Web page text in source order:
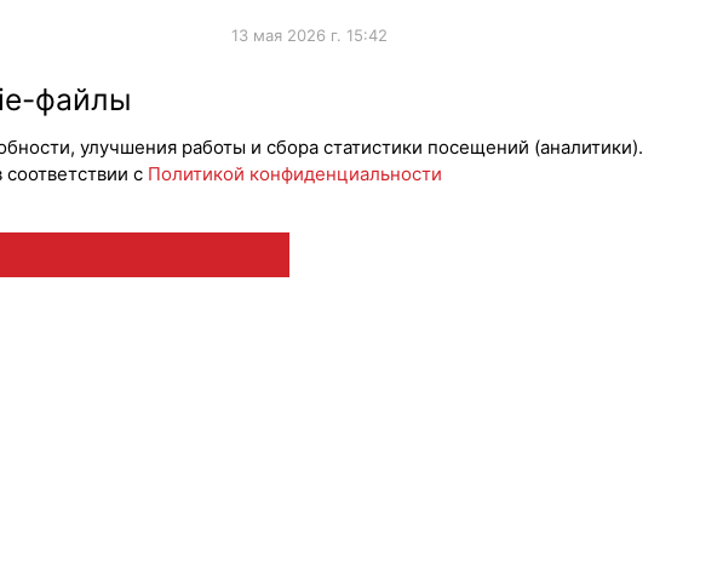
13 мая 2026 г. 15:42
2009-2026 12+
файлы
улучшения работы и сбора статистики посещений (аналитики).
с Политикой конфиденциальности